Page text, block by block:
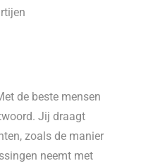
de beste mensen
Jij draagt
zoals de manier
neemt met